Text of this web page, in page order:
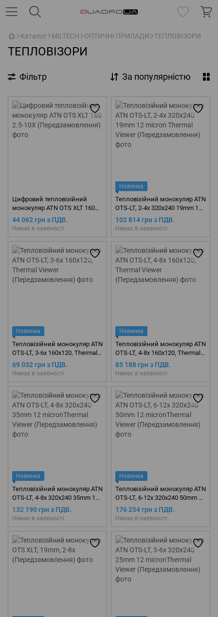
Каталог MILTECH ОПТИЧНІ ПРИЛАДИ ТЕПЛОВІЗОРИ
ТЕПЛОВІЗОРИ
Фільтр За популярністю
Цифровий тепловізійний
монокуляр ATN OTS XLT 160
2.5-10X (Передзамовлення)
44 062 грн з ПДВ.
Немає в наявності
Новинка
Тепловізійний монокуляр ATN
OTS-LT, 2-4x 320x240 19mm 12
micron Thermal Viewer
(Передзамовлення)
102 814 грн з ПДВ.
Немає в наявності
Новинка
Тепловізійний монокуляр ATN
OTS-LT, 3-6x 160x120, Thermal
Viewer (Передзамовлення)
69 032 грн з ПДВ.
Немає в наявності
Новинка
Тепловізійний монокуляр ATN
OTS-LT, 4-8x 160x120, Thermal
Viewer (Передзамовлення)
85 188 грн з ПДВ.
Немає в наявності
Новинка
Тепловізійний монокуляр ATN
OTS-LT, 4-8x 320x240 35mm 12
micronThermal Viewer
(Передзамовлення)
132 190 грн з ПДВ.
Немає в наявності
Новинка
Тепловізійний монокуляр ATN
OTS-LT, 6-12x 320x240 50mm 12
micronThermal Viewer
(Передзамовлення)
176 254 грн з ПДВ.
Немає в наявності